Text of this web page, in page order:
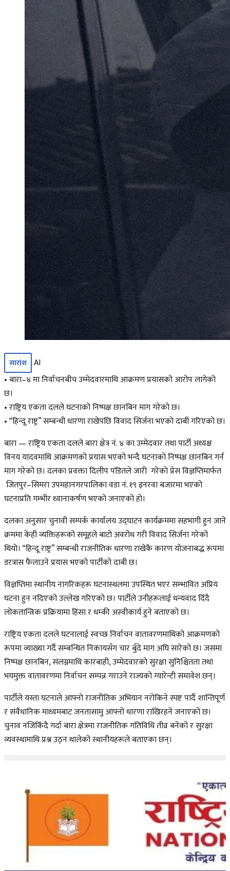
सारांश
AI
• बारा–४ मा निर्वाचनबीच उम्मेदवारमाथि आक्रमण प्रयासको आरोप लागेको
छ।
• राष्ट्रिय एकता दलले घटनाको निष्पक्ष छानबिन माग गरेको छ।
• “हिन्दू राष्ट्र” सम्बन्धी धारणा राखेपछि विवाद सिर्जना भएको दाबी गरिएको छ।
बारा — राष्ट्रिय एकता दलले बारा क्षेत्र नं. ४ का उम्मेदवार तथा पार्टी अध्यक्ष
विनय यादवमाथि आक्रमणको प्रयास भएको भन्दै घटनाको निष्पक्ष छानबिन गर्न
माग गरेको छ। दलका प्रवक्ता दिलीप पंडितले जारी गरेको प्रेस विज्ञप्तिमार्फत
जितपुर–सिमरा उपमहानगरपालिका वडा नं. १९ इनरवा बजारमा भएको
घटनाप्रति गम्भीर ध्यानाकर्षण भएको जनाएको हो।
दलका अनुसार चुनावी सम्पर्क कार्यालय उद्घाटन कार्यक्रममा सहभागी हुन जाने
क्रममा केही व्यक्तिहरूको समूहले बाटो अवरोध गरी विवाद सिर्जना गरेको
थियो। “हिन्दू राष्ट्र” सम्बन्धी राजनीतिक धारणा राखेकै कारण योजनाबद्ध रूपमा
डरत्रास फैलाउने प्रयास भएको पार्टीको दाबी छ।
विज्ञप्तिमा स्थानीय नागरिकहरू घटनास्थलमा उपस्थित भएर सम्भावित अप्रिय
घटना हुन नदिएको उल्लेख गरिएको छ। पार्टीले उनीहरूलाई धन्यवाद दिँदै
लोकतान्त्रिक प्रक्रियामा हिंसा र धम्की अस्वीकार्य हुने बताएको छ।
राष्ट्रिय एकता दलले घटनालाई स्वच्छ निर्वाचन वातावरणमाथिको आक्रमणको
रूपमा व्याख्या गर्दै सम्बन्धित निकायसँग चार बुँदे माग अघि सारेको छ। जसमा
निष्पक्ष छानबिन, संलग्नमाथि कारबाही, उम्मेदवारको सुरक्षा सुनिश्चितता तथा
भयमुक्त वातावरणमा निर्वाचन सम्पन्न गराउने राज्यको ग्यारेन्टी समावेश छन्।
पार्टीले यस्ता घटनाले आफ्नो राजनीतिक अभियान नरोकिने स्पष्ट पार्दै शान्तिपूर्ण
र संवैधानिक माध्यमबाट जनतासामु आफ्नो धारणा राखिरहने जनाएको छ।
चुनाव नजिकिँदै गर्दा बारा क्षेत्रमा राजनीतिक गतिविधि तीव्र बनेको र सुरक्षा
व्यवस्थामाथि प्रश्न उठ्न थालेको स्थानीयहरूले बताएका छन्।